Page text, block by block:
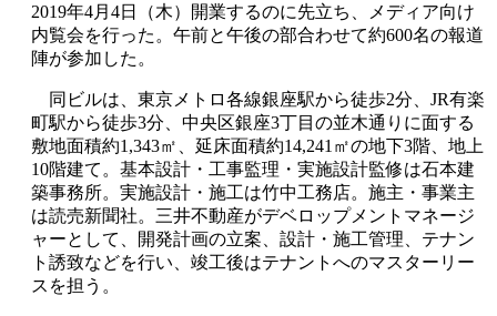
2019年4月4日（木）開業するのに先立ち、メディア向け
内覧会を行った。午前と午後の部合わせて約600名の報道
陣が参加した。
同ビルは、東京メトロ各線銀座駅から徒歩2分、JR有楽
町駅から徒歩3分、中央区銀座3丁目の並木通りに面する
敷地面積約1,343㎡、延床面積約14,241㎡の地下3階、地上
10階建て。基本設計・工事監理・実施設計監修は石本建
築事務所。実施設計・施工は竹中工務店。施主・事業主
は読売新聞社。三井不動産がデベロップメントマネージ
ャーとして、開発計画の立案、設計・施工管理、テナン
ト誘致などを行い、竣工後はテナントへのマスターリー
スを担う。